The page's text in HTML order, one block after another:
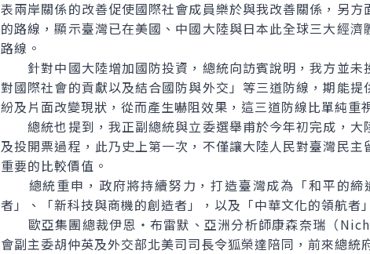
表兩岸關係的改善促使國際社會成員樂於與我改善關係，另
的路線，顯示臺灣已在美國、中國大陸與日本此全球三大經
路線。
針對中國大陸增加國防投資，總統向訪賓說明，我方並未
對國際社會的貢獻以及結合國防與外交」等三道防線，期能
紛及片面改變現狀，從而產生嚇阻效果，這三道防線比單純重
總統也提到，我正副總統與立委選舉甫於今年初完成，大
及投開票過程，此乃史上第一次，不僅讓大陸人民對臺灣民
重要的比較價值。
總統重申，政府將持續努力，打造臺灣成為「和平的締
者」、「新科技與商機的創造者」，以及「中華文化的領航者
歐亞集團總裁伊恩‧布雷默、亞洲分析師康森奈瑞（
會副主委胡仲英及外交部北美司司長令狐榮達陪同，前來總統